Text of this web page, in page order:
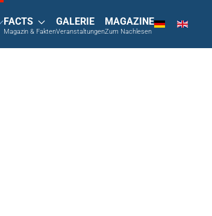
FACTS
Magazin & Fakten
GALERIE
Veranstaltungen
MAGAZINE
Zum Nachlesen